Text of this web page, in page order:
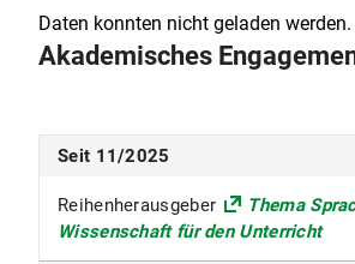
Daten konnten nicht geladen werden.
Akademisches
Seit 11/2025
Reihenherausgeber
Thema
Wissenschaft für den Unterricht